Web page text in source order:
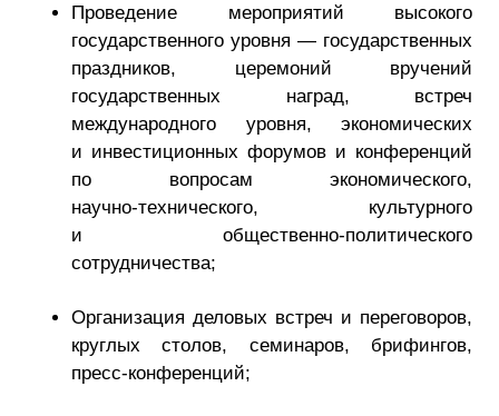
Проведение мероприятий высокого
государственного уровня — государственных
праздников, церемоний вручений
государственных наград, встреч
международного уровня, экономических
и инвестиционных форумов и конференций
по вопросам экономического,
научно-технического, культурного
и общественно-политического
сотрудничества;
Организация деловых встреч и переговоров,
круглых столов, семинаров, брифингов,
пресс-конференций;